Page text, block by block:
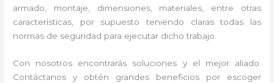
armado, montaje, dimensiones, materiales, entre otras
características, por supuesto teniendo claras todas las
normas de seguridad para ejecutar dicho trabajo.
Con nosotros encontrarás soluciones y el mejor aliado.
Contáctanos y obtén grandes beneficios por escoger